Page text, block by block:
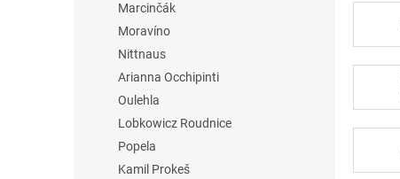
Marcinčák
Moravíno
Nittnaus
Arianna Occhipinti
Oulehla
Lobkowicz Roudnice
Popela
Kamil Prokeš